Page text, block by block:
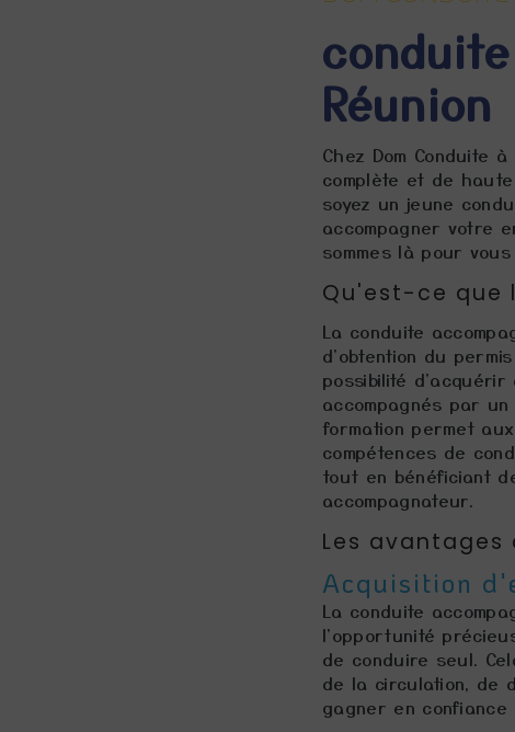
Réunion
Chez Dom Conduite
complète et de
soyez un jeune
accompagner votre
sommes là pour
Qu'est-ce que
La conduite
d'obtention du
possibilité
accompagnés par
formation permet
compétences de
tout en bénéficiant
accompagnateur.
Les
Acquisition
La conduite
l'opportunité
de conduire seul.
de la circulation, de
gagner en